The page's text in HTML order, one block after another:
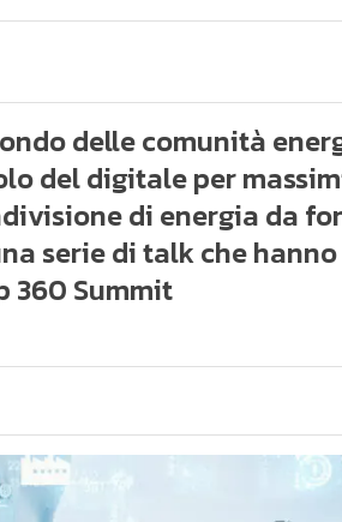
delle comunità
del digitale per
di energia da
serie di talk che
360 Summit